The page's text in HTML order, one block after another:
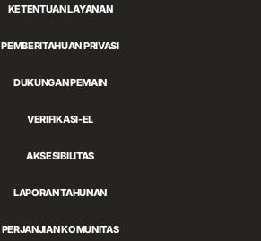
KETENTUAN LAYANAN
PEMBERITAHUAN PRIVASI
DUKUNGAN PEMAIN
VERIFIKASI-EL
AKSESIBILITAS
LAPORAN TAHUNAN
PERJANJIAN KOMUNITAS